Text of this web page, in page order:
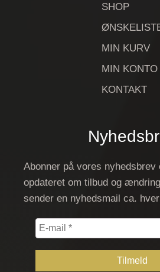
SHOP
MIN KURV
MIN KONTO
KONTAKT
Abonner på vores nyhedsbrev
opdateret om tilbud og
sender en nyhedsmail ca.
E-
mail